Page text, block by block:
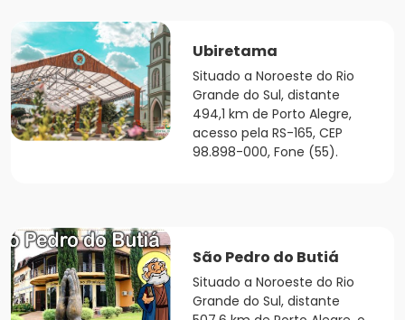
Ubiretama
Situado a Noroeste do Rio
Grande do Sul, distante
494,1 km de Porto Alegre,
acesso pela RS-165, CEP
98.898-000, Fone (55).
São Pedro do Butiá
Situado a Noroeste do Rio
Grande do Sul, distante